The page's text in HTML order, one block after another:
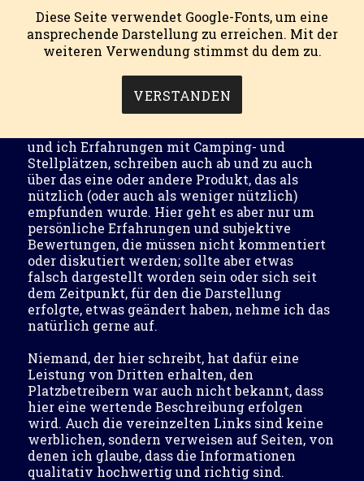
mein campingblog. MENÜ
und ich Erfahrungen mit Camping- und
Stellplätzen, schreiben auch ab und zu auch
über das eine oder andere Produkt, das als
nützlich (oder auch als weniger nützlich)
empfunden wurde. Hier geht es aber nur um
persönliche Erfahrungen und subjektive
Bewertungen, die müssen nicht kommentiert
oder diskutiert werden; sollte aber etwas
falsch dargestellt worden sein oder sich seit
dem Zeitpunkt, für den die Darstellung
erfolgte, etwas geändert haben, nehme ich das
natürlich gerne auf.
Niemand, der hier schreibt, hat dafür eine
Leistung von Dritten erhalten, den
Platzbetreibern war auch nicht bekannt, dass
hier eine wertende Beschreibung erfolgen
wird. Auch die vereinzelten Links sind keine
werblichen, sondern verweisen auf Seiten, von
denen ich glaube, dass die Informationen
qualitativ hochwertig und richtig sind.
Diese Seite verwendet Google-Fonts, um eine
ansprechende Darstellung zu erreichen. Mit der
weiteren Verwendung stimmst du dem zu.
VERSTANDEN